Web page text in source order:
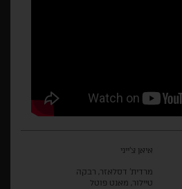
איאן צ'ייני
מרדית' דסלאזר, רבקה
טיילור, מאנט פוטל